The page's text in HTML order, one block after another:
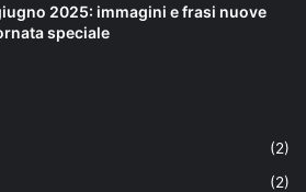
2025: immagini e frasi nuove
speciale
(2)
(2)